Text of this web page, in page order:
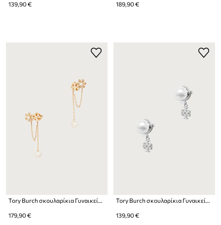
139,90 € 189,90 €
179,90 € 139,90 €